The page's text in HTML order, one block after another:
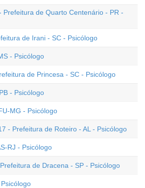
Prefeitura de Quarto Centenário - PR -
de Irani - SC - Psicólogo
- Psicólogo
de Princesa - SC - Psicólogo
- Psicólogo
MG - Psicólogo
- Prefeitura de Roteiro - AL - Psicólogo
RJ - Psicólogo
de Dracena - SP - Psicólogo